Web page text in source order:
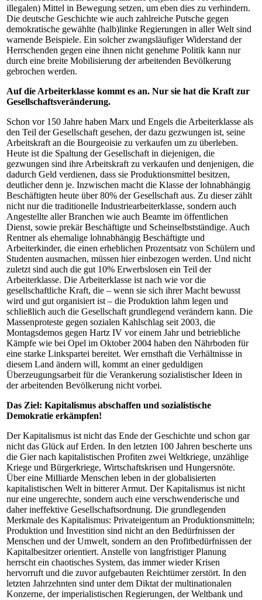
illegalen) Mittel in Bewegung setzen, um eben dies zu verhindern.
Die deutsche Geschichte wie auch zahlreiche Putsche gegen
demokratische gewählte (halb)linke Regierungen in aller Welt sind
warnende Beispiele. Ein solcher zwangsläufiger Widerstand der
Herrschenden gegen eine ihnen nicht genehme Politik kann nur
durch eine breite Mobilisierung der arbeitenden Bevölkerung
gebrochen werden.
Auf die Arbeiterklasse kommt es an. Nur sie hat die Kraft zur
Gesellschaftsveränderung.
Schon vor 150 Jahre haben Marx und Engels die Arbeiterklasse als
den Teil der Gesellschaft gesehen, der dazu gezwungen ist, seine
Arbeitskraft an die Bourgeoisie zu verkaufen um zu überleben.
Heute ist die Spaltung der Gesellschaft in diejenigen, die
gezwungen sind ihre Arbeitskraft zu verkaufen und denjenigen, die
dadurch Geld verdienen, dass sie Produktionsmittel besitzen,
deutlicher denn je. Inzwischen macht die Klasse der lohnabhängig
Beschäftigten heute über 80% der Gesellschaft aus. Zu dieser zählt
nicht nur die traditionelle Industriearbeiterklasse, sondern auch
Angestellte aller Branchen wie auch Beamte im öffentlichen
Dienst, sowie prekär Beschäftigte und Scheinselbstständige. Auch
Rentner als ehemalige lohnabhängig Beschäftigte und
Arbeiterkinder, die einen erheblichen Prozentsatz von Schülern und
Studenten ausmachen, müssen hier einbezogen werden. Und nicht
zuletzt sind auch die gut 10% Erwerbslosen ein Teil der
Arbeiterklasse. Die Arbeiterklasse ist nach wie vor die
gesellschaftliche Kraft, die – wenn sie sich ihrer Macht bewusst
wird und gut organisiert ist – die Produktion lahm legen und
schließlich auch die Gesellschaft grundlegend verändern kann. Die
Massenproteste gegen sozialen Kahlschlag seit 2003, die
Montagsdemos gegen Hartz IV vor einem Jahr und betriebliche
Kämpfe wie bei Opel im Oktober 2004 haben den Nährboden für
eine starke Linkspartei bereitet. Wer ernsthaft die Verhältnisse in
diesem Land ändern will, kommt an einer geduldigen
Überzeugungsarbeit für die Verankerung sozialistischer Ideen in
der arbeitenden Bevölkerung nicht vorbei.
Das Ziel: Kapitalismus abschaffen und sozialistische
Demokratie erkämpfen!
Der Kapitalismus ist nicht das Ende der Geschichte und schon gar
nicht das Glück auf Erden. In den letzten 100 Jahren bescherte uns
die Gier nach kapitalistischen Profiten zwei Weltkriege, unzählige
Kriege und Bürgerkriege, Wirtschaftskrisen und Hungersnöte.
Über eine Milliarde Menschen leben in der globalisierten
kapitalistischen Welt in bitterer Armut. Der Kapitalismus ist nicht
nur eine ungerechte, sondern auch eine verschwenderische und
daher ineffektive Gesellschaftsordnung. Die grundlegenden
Merkmale des Kapitalismus: Privateigentum an Produktionsmitteln;
Produktion und Investition sind nicht an den Bedürfnissen der
Menschen und der Umwelt, sondern an den Profitbedürfnissen der
Kapitalbesitzer orientiert. Anstelle von langfristiger Planung
herrscht ein chaotisches System, das immer wieder Krisen
hervorruft und die zuvor aufgebauten Reichtümer zerstört. In den
letzten Jahrzehnten sind unter dem Diktat der multinationalen
Konzerne, der imperialistischen Regierungen, der Weltbank und